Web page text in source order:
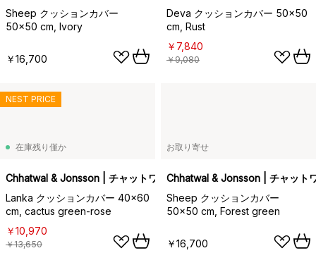
Sheep クッションカバー
50x50 cm, Ivory
￥16,700
Deva クッションカバー 50x50
cm, Rust
￥7,840
￥9,080
在庫残り僅か
Chhatwal & Jonsson | チャットワル＆ヨンソン
Lanka クッションカバー 40x60
cm, cactus green-rose
￥10,970
￥13,650
NEST PRICE
お取り寄せ
Chhatwal & Jonsson | チャット
Sheep クッションカバー
50x50 cm, Forest green
￥16,700